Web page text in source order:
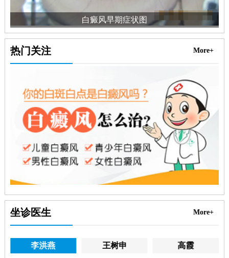
白癜风早期症状图
热门关注 More+
坐诊医生 More+
李洪燕 王树申 高霞